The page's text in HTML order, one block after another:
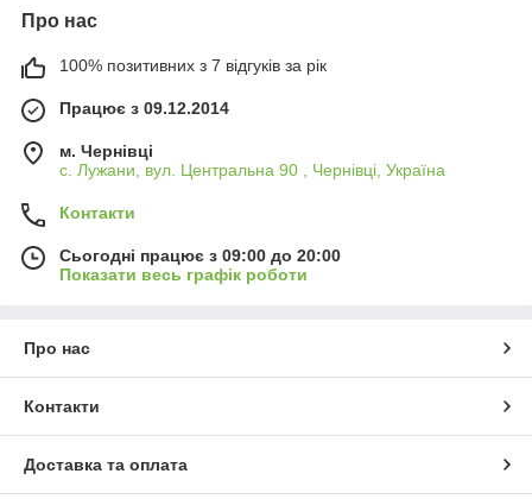
Про нас
100% позитивних з 7 відгуків за рік
Працює з 09.12.2014
м. Чернівці
с. Лужани, вул. Центральна 90 , Чернівці, Україна
Контакти
Сьогодні працює з 09:00 до 20:00
Показати весь графік роботи
Про нас
Контакти
Доставка та оплата